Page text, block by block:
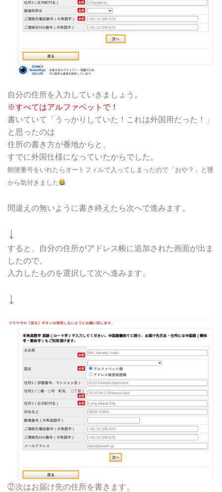
自分の住所を入力していきましょう。
※すべてはアルファベットで！
書いていて「うっかりしていた！これは外国用だった！」
と思ったのは
住所の書き方が番地からと、
すでに外国仕様になっていたからでした。
郵便番号をいれたらオートフィルで入ってしまったので「おや？」と後
から気付きました
間違えの無いように書き終えたら次へで進みます。
↓
すると、自分の住所がアドレス帳に追加された画面が出ま
したので、
入力したものを選択して次へ進みます。
↓
②次はお届け先の住所を書きます。